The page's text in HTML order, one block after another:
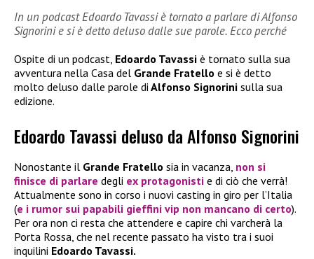
In un podcast Edoardo Tavassi è tornato a parlare di Alfonso
Signorini e si è detto deluso dalle sue parole. Ecco perché
Ospite di un podcast, Edoardo Tavassi è tornato sulla sua
avventura nella Casa del Grande Fratello e si è detto
molto deluso dalle parole di Alfonso Signorini sulla sua
edizione.
Edoardo Tavassi deluso da Alfonso Signorini
Nonostante il Grande Fratello sia in vacanza, non si
finisce di parlare degli ex protagonisti e di ciò che verrà!
Attualmente sono in corso i nuovi casting in giro per l’Italia
(e i rumor sui papabili gieffini vip non mancano di certo).
Per ora non ci resta che attendere e capire chi varcherà la
Porta Rossa, che nel recente passato ha visto tra i suoi
inquilini Edoardo Tavassi.